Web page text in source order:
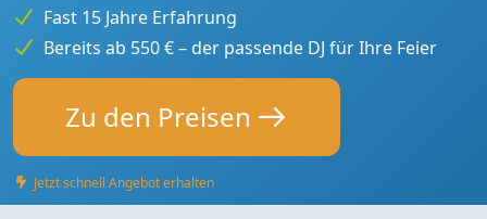
Fast 15 Jahre Erfahrung
Bereits ab 550 € – der passende DJ für Ihre Feier
Zu den Preisen
Jetzt schnell Angebot erhalten